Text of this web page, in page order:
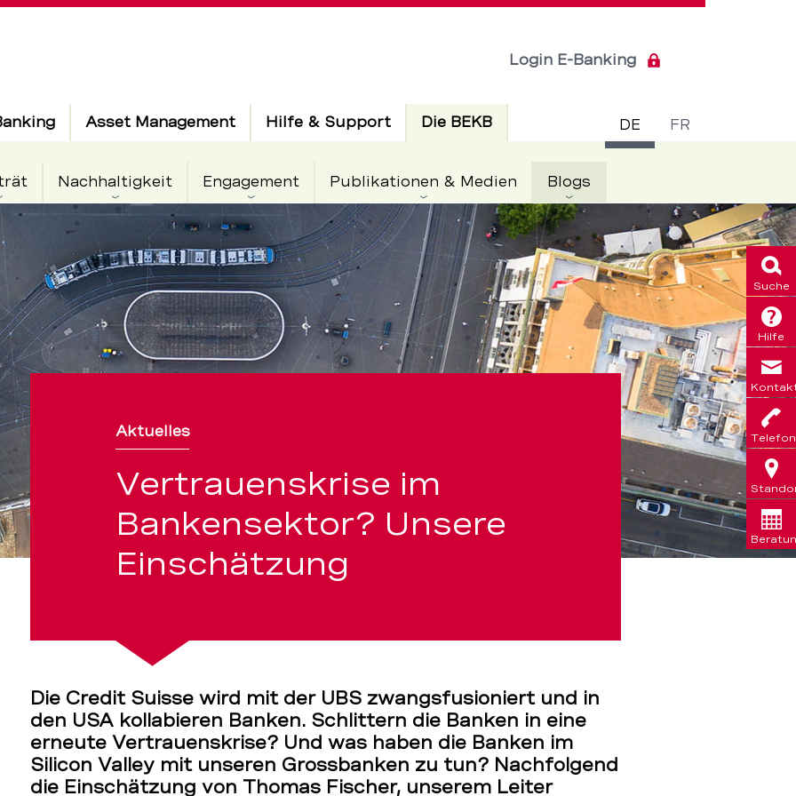
DE FR
Login E-Banking
Asset Management Hilfe & Support Die BEKBAktiv
Nachhaltigkeit Engagement Publikationen & Medien Blogs
Suche
Hilfe
Telefon
Aktuelles
Vertrauenskrise im
Bankensektor? Unsere
Einschätzung
Die Credit Suisse wird mit der UBS zwangsfusioniert und in
den USA kollabieren Banken. Schlittern die Banken in eine
erneute Vertrauenskrise? Und was haben die Banken im
Silicon Valley mit unseren Grossbanken zu tun? Nachfolgend
die Einschätzung von Thomas Fischer, unserem Leiter